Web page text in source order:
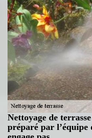
Nettoyage de
préparé par l’équipe